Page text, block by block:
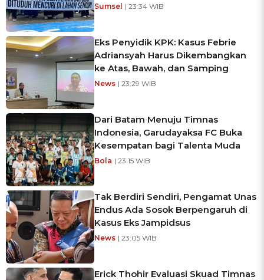
Sumsel | 23:34 WIB
Eks Penyidik KPK: Kasus Febrie
Adriansyah Harus Dikembangkan
ke Atas, Bawah, dan Samping
News | 23:29 WIB
Dari Batam Menuju Timnas
Indonesia, Garudayaksa FC Buka
Kesempatan bagi Talenta Muda
Bola | 23:15 WIB
Tak Berdiri Sendiri, Pengamat Unas
Endus Ada Sosok Berpengaruh di
Kasus Eks Jampidsus
News | 23:05 WIB
Erick Thohir Evaluasi Skuad Timnas